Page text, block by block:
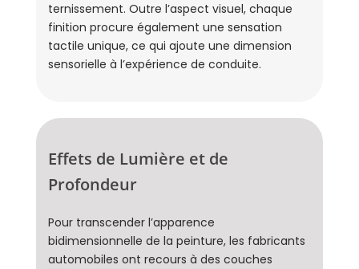
ternissement. Outre l’aspect visuel, chaque
finition procure également une sensation
tactile unique, ce qui ajoute une dimension
sensorielle à l’expérience de conduite.
Effets de Lumière et de
Profondeur
Pour transcender l’apparence
bidimensionnelle de la peinture, les fabricants
automobiles ont recours à des couches